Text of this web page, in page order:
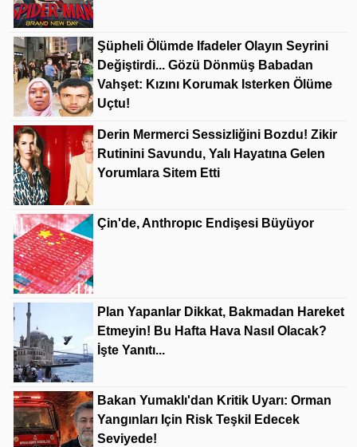
Şüpheli Ölümde Ifadeler Olayın Seyrini
Değiştirdi... Gözü Dönmüş Babadan
Vahşet: Kızını Korumak Isterken Ölüme
Uçtu!
Derin Mermerci Sessizliğini Bozdu! Zikir
Rutinini Savundu, Yalı Hayatına Gelen
Yorumlara Sitem Etti
Çin'de, Anthropıc Endişesi Büyüyor
Plan Yapanlar Dikkat, Bakmadan Hareket
Etmeyin! Bu Hafta Hava Nasıl Olacak?
İşte Yanıtı...
Bakan Yumaklı'dan Kritik Uyarı: Orman
Yangınları Için Risk Teşkil Edecek
Seviyede!